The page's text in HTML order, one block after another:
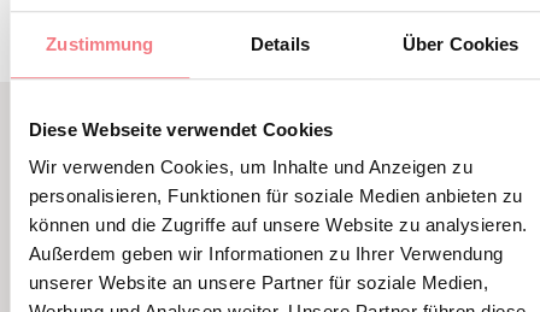
Zustimmung Details Über Cookies
Diese Webseite verwendet Cookies
Wir verwenden Cookies, um Inhalte und Anzeigen zu
personalisieren, Funktionen für soziale Medien anbieten zu
können und die Zugriffe auf unsere Website zu analysieren.
Außerdem geben wir Informationen zu Ihrer Verwendung
unserer Website an unsere Partner für soziale Medien,
VERWANDTER INHALT
SIE KÖNNEN AUCH
MÖGEN